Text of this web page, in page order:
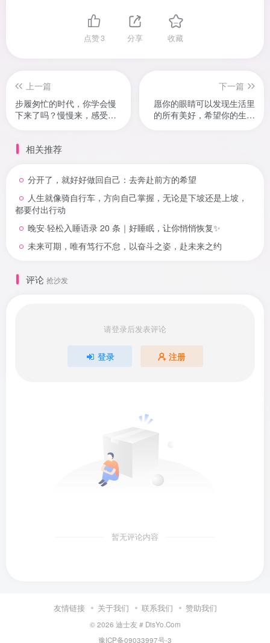
点赞3 分享 收藏
上一篇
步履匆忙的时代，你学会慢
下来了吗？慢慢来，感受生
下一篇
愿你的眼睛可以发现生活里
的所有美好，希望你的生活
相关推荐
分开了，就好好做回自己：去奔赴前方的希望
人生就像骑自行车，方向自己掌握，无论是下坡还是上坡，
都要付出行动
晚安·轻松入睡语录 20 条｜好睡眠，让你悄悄恢复✨
未来可期，唯有笃行不怠，以奋斗之姿，赴未来之约
评论 抢沙发
请登录后发表评论
登录 注册
暂无评论内容
友情链接 关于我们 联系我们 赞助我们
© 2026 迪士友 # DisYo.Com
豫ICP备09033997号-3